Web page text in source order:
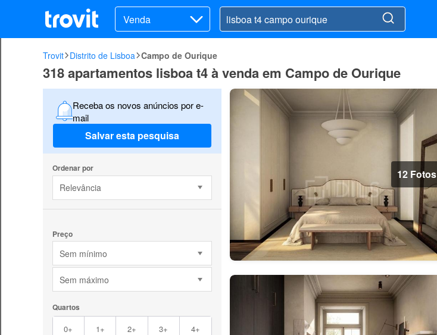
Venda
Trovit Distrito de Lisboa Campo de Ourique
318 apartamentos lisboa t4 à venda em Campo de Ourique
Receba os novos anúncios por e-
mail
Salvar esta pesquisa
Ordenar por
Relevância
Preço
Sem mínimo
Sem máximo
Quartos
0+ 1+ 2+ 3+ 4+
12 Fotos